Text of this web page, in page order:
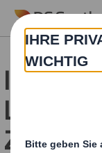
Skip to main